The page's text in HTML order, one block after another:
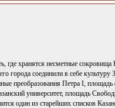
где хранятся несметные сокровища
города соединили в себе культуру
преобразования Петра I,
университет, площадь
один из старейших списков